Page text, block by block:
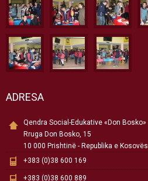
ADRESA
Qendra Social-Edukative «Don Bosko»
Rruga Don Bosko, 15
10 000 Prishtinë - Republika e Kosovës
+383 (0)38 600 169
+383 (0)38 600 889